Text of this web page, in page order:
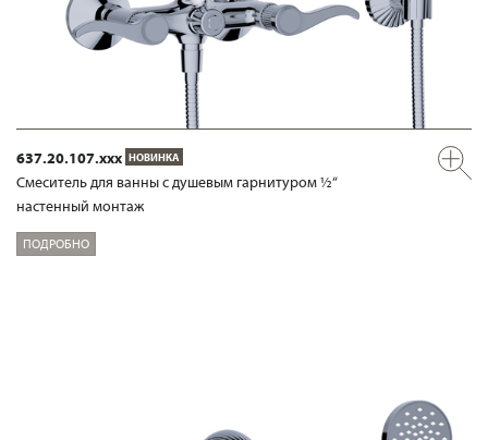
637.20.107.xxx НОВИНКА
Смеситель для ванны с душевым гарнитуром ½“
настенный монтаж
ПОДРОБНО